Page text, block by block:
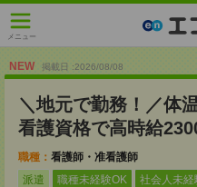
メニュー
NEW 掲載日 :2026/08/08
＼地元で勤務！／体
看護資格で高時給
職種： 看護師・准看護師
派遣
職種未経験OK 社会人未経